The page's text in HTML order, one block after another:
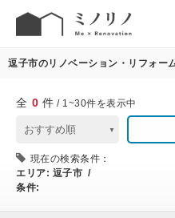
0
逗子市のリノベーション・リフォー
全 0 件 / 1~30件を表示中
現在の検索条件：
エリア: 逗子市 /
条件: